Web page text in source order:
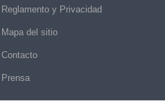
Reglamento y Privacidad
Mapa del sitio
Contacto
Prensa